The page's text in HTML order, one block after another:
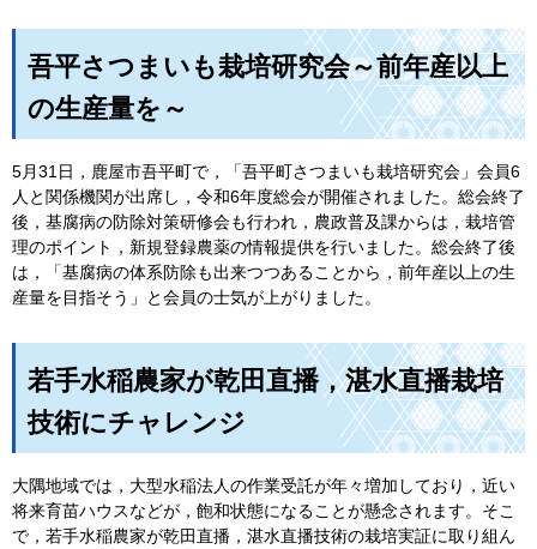
吾平さつまいも栽培研究会～前年産以上
の生産量を～
5月31日，鹿屋市吾平町で，「吾平町さつまいも栽培研究会」会員6
人と関係機関が出席し，令和6年度総会が開催されました。総会終了
後，基腐病の防除対策研修会も行われ，農政普及課からは，栽培管
理のポイント，新規登録農薬の情報提供を行いました。総会終了後
は，「基腐病の体系防除も出来つつあることから，前年産以上の生
産量を目指そう」と会員の士気が上がりました。
若手水稲農家が乾田直播，湛水直播栽培
技術にチャレンジ
大隅地域では，大型水稲法人の作業受託が年々増加しており，近い
将来育苗ハウスなどが，飽和状態になることが懸念されます。そこ
で，若手水稲農家が乾田直播，湛水直播技術の栽培実証に取り組ん